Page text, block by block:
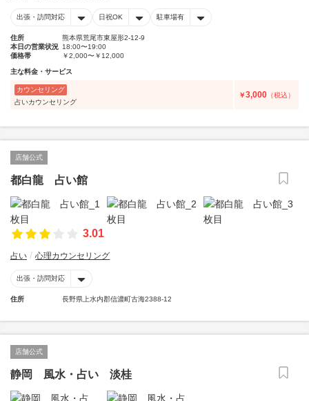
出張・訪問対応 日祝OK 駐車場有
住所
熊本県荒尾市東屋形2-12-9
本日の営業状況 18:00〜19:00
価格帯
￥2,000〜￥12,000
主な料金・サービス
カウンセリング
占いカウンセリング
￥3,000 （税込）
店舗公式
都白龍 占い館
3.01
占い 心理カウンセリング
出張・訪問対応
住所 長野県上水内郡信濃町古海2388-12
店舗公式
静岡 風水・占い 淡桂